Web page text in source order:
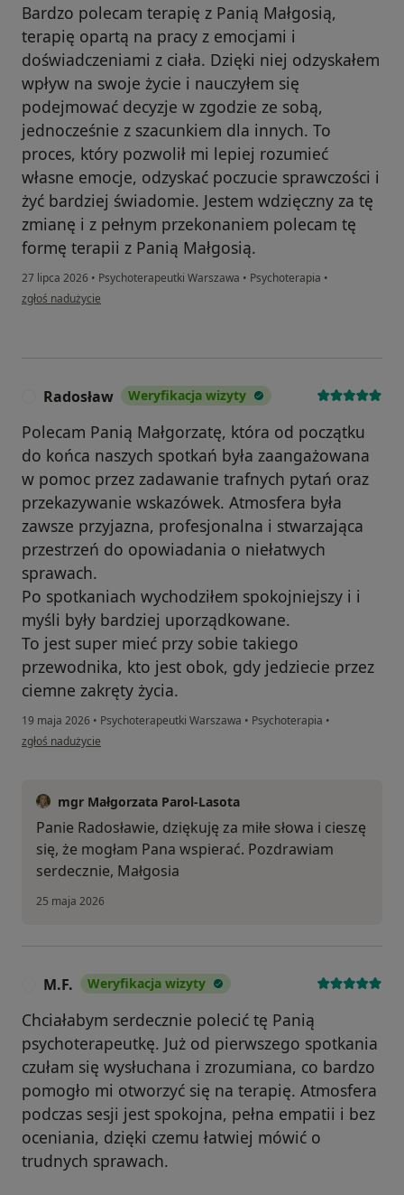
Bardzo polecam terapię z Panią Małgosią,
terapię opartą na pracy z emocjami i
doświadczeniami z ciała. Dzięki niej odzyskałem
wpływ na swoje życie i nauczyłem się
podejmować decyzje w zgodzie ze sobą,
jednocześnie z szacunkiem dla innych. To
proces, który pozwolił mi lepiej rozumieć
własne emocje, odzyskać poczucie sprawczości i
żyć bardziej świadomie. Jestem wdzięczny za tę
zmianę i z pełnym przekonaniem polecam tę
formę terapii z Panią Małgosią.
27 lipca 2026 • Psychoterapeutki Warszawa • Psychoterapia •
w opinii użytkownika Patryk
zgłoś nadużycie
Radosław Weryfikacja wizyty
Polecam Panią Małgorzatę, która od początku
do końca naszych spotkań była zaangażowana
w pomoc przez zadawanie trafnych pytań oraz
przekazywanie wskazówek. Atmosfera była
zawsze przyjazna, profesjonalna i stwarzająca
przestrzeń do opowiadania o niełatwych
sprawach.
Po spotkaniach wychodziłem spokojniejszy i i
myśli były bardziej uporządkowane.
To jest super mieć przy sobie takiego
przewodnika, kto jest obok, gdy jedziecie przez
ciemne zakręty życia.
19 maja 2026 • Psychoterapeutki Warszawa • Psychoterapia •
w opinii użytkownika Radosław
zgłoś nadużycie
mgr Małgorzata Parol-Lasota
Panie Radosławie, dziękuję za miłe słowa i cieszę
się, że mogłam Pana wspierać. Pozdrawiam
serdecznie, Małgosia
25 maja 2026
M.F. Weryfikacja wizyty
Chciałabym serdecznie polecić tę Panią
psychoterapeutkę. Już od pierwszego spotkania
czułam się wysłuchana i zrozumiana, co bardzo
pomogło mi otworzyć się na terapię. Atmosfera
podczas sesji jest spokojna, pełna empatii i bez
oceniania, dzięki czemu łatwiej mówić o
trudnych sprawach.